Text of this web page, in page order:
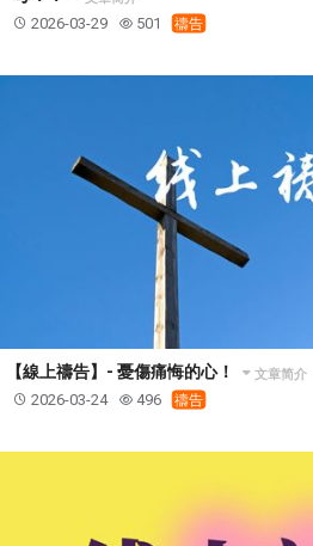
2026-03-29 501 禱告
【線上禱告】- 憂傷痛悔的心！ 文章简介
2026-03-24 496 禱告